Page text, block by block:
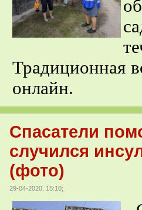
Традиционная
онлайн.
Спасатели
случился
(фото)
29-04-2020, 15:10;